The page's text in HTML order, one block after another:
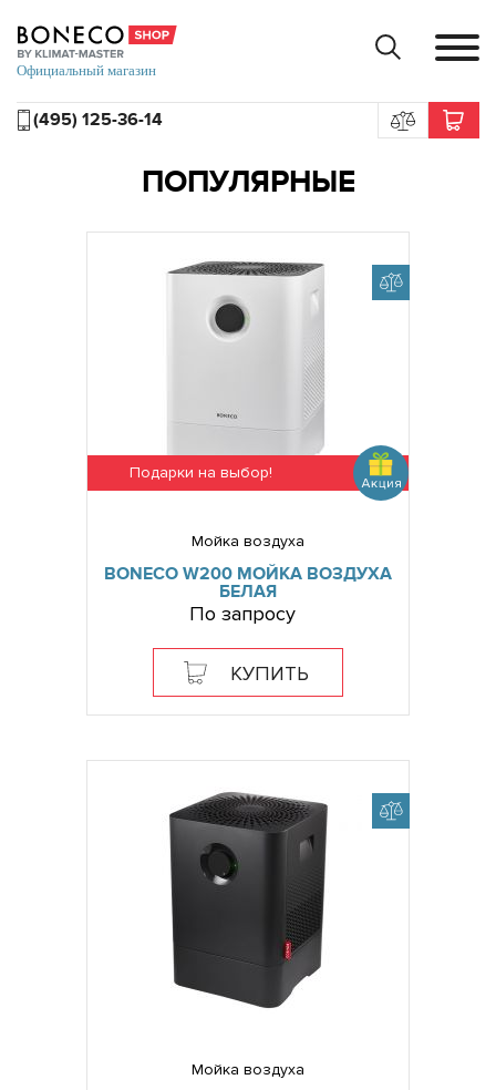
(495) 125-36-14
ПОПУЛЯРНЫЕ
Подарки на выбор!
Мойка воздуха
BONECO W200 МОЙКА ВОЗДУХА
БЕЛАЯ
По запросу
КУПИТЬ
Мойка воздуха